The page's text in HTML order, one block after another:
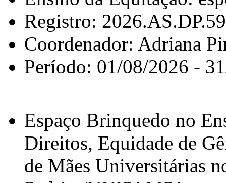
Registro:
Coordenador: Adriana
Período: 01/08/2026 -
Espaço Brinquedo no
Direitos, Equidade de
de Mães Universitárias